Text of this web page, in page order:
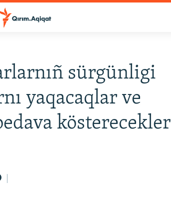
sürgünligi
yaqacaqlar ve
kösterecekler